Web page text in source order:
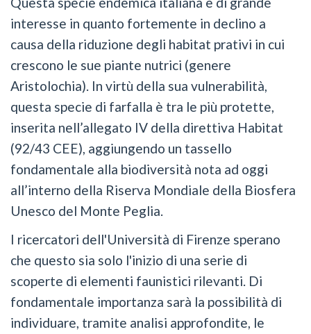
interesse in quanto fortemente in declino a
causa della riduzione degli habitat prativi in cui
crescono le sue piante nutrici (genere
Aristolochia). In virtù della sua vulnerabilità,
questa specie di farfalla è tra le più protette,
inserita nell’allegato IV della direttiva Habitat
(92/43 CEE), aggiungendo un tassello
fondamentale alla biodiversità nota ad oggi
all’interno della Riserva Mondiale della Biosfera
Unesco del Monte Peglia.
I ricercatori dell'Università di Firenze sperano
che questo sia solo l'inizio di una serie di
scoperte di elementi faunistici rilevanti. Di
fondamentale importanza sarà la possibilità di
individuare, tramite analisi approfondite, le